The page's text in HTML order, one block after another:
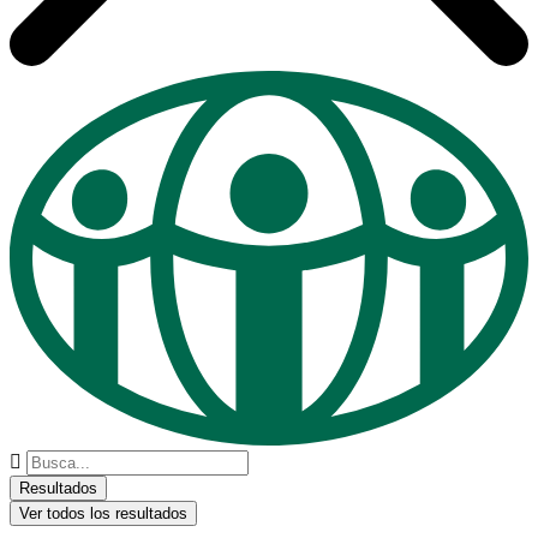
Buscar
...Resultados
Ver todos los resultados